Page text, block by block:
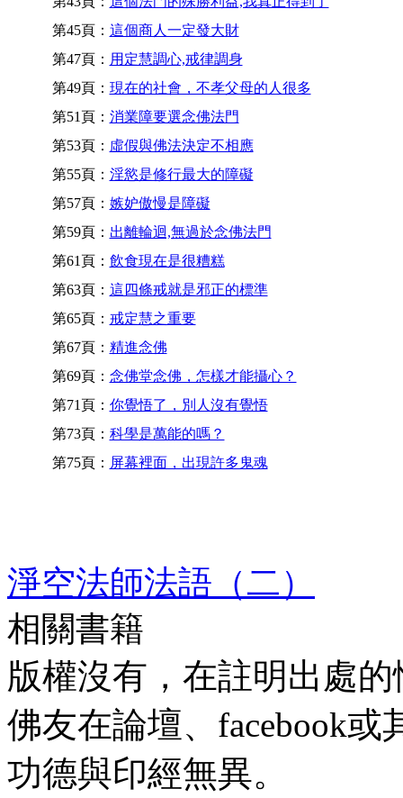
第45頁： 這個商人一定發大財
第47頁： 用定慧調心,戒律調身
第49頁： 現在的社會，不孝父母的人很多
第51頁： 消業障要選念佛法門
第53頁： 虛假與佛法決定不相應
第55頁： 淫慾是修行最大的障礙
第57頁： 嫉妒傲慢是障礙
第59頁： 出離輪迴,無過於念佛法門
第61頁： 飲食現在是很糟糕
第63頁： 這四條戒就是邪正的標準
第65頁： 戒定慧之重要
第67頁： 精進念佛
第69頁： 念佛堂念佛，怎樣才能攝心？
第71頁： 你覺悟了，別人沒有覺悟
第73頁： 科學是萬能的嗎？
第75頁： 屏幕裡面，出現許多鬼魂
淨空法師法語（二）
相關書籍
版權沒有，在註明出處
佛友在論壇、facebook
功德與印經無異。